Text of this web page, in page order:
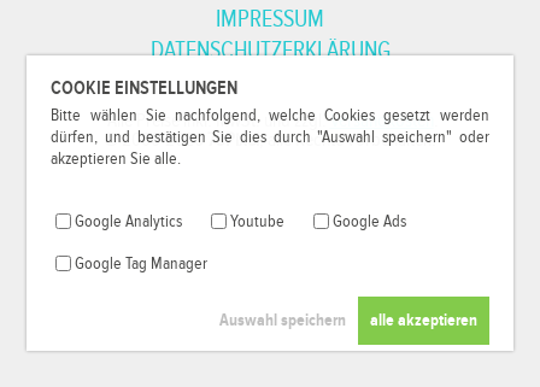
COOKIE EINSTELLUNGEN
Bitte wählen Sie nachfolgend, welche Cookies gesetzt werden
dürfen, und bestätigen Sie dies durch "Auswahl speichern" oder
akzeptieren Sie alle.
Google Analytics Youtube Google Ads
Google Tag Manager
IMPRESSUM
DATENSCHUTZERKLÄRUNG
*Alle Preise inkl. MwSt. und zzgl.Versandkosten
© 2000-2026 79Pixel, alle Rechte vorbehalten.